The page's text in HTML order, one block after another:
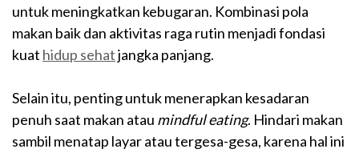
untuk meningkatkan kebugaran. Kombinasi pola
makan baik dan aktivitas raga rutin menjadi fondasi
kuat hidup sehatjangka panjang.
Selain itu, penting untuk menerapkan kesadaran
penuh saat makan atau mindful eating. Hindari makan
sambil menatap layar atau tergesa-gesa, karena hal ini